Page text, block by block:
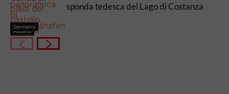
Albania
Germania
sponda tedesca del Lago di Costanza